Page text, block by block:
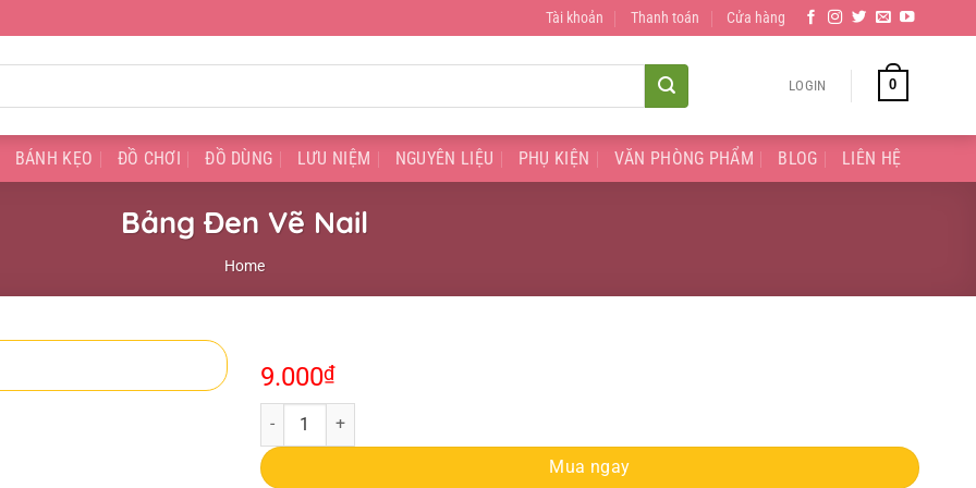
Tài khoản Thanh toán Cửa hàng
LOGIN 0
BÁNH KẸO ĐỒ CHƠI ĐỒ DÙNG LƯU NIỆM NGUYÊN LIỆU PHỤ KIỆN VĂN PHÒNG PHẨM BLOG LIÊN HỆ
Bảng Đen Vẽ Nail
Home
9.000₫
Bảng Đen Vẽ Nail quantity
Mua ngay